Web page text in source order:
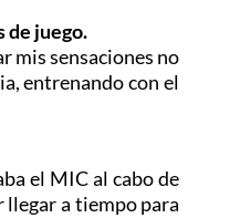
de juego.
mis sensaciones no
entrenando con el
el MIC al cabo de
llegar a tiempo para